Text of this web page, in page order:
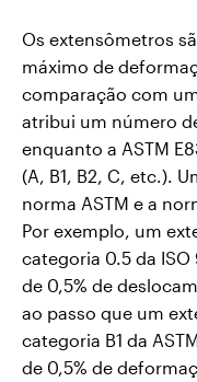
Os extensômetros
máximo de
comparação com
atribui um número
enquanto a ASTM
(A, B1, B2, C, etc.).
norma ASTM e a
Por exemplo, um
categoria 0.5 da
de 0,5% de
ao passo que um
categoria B1 da
de 0,5% de